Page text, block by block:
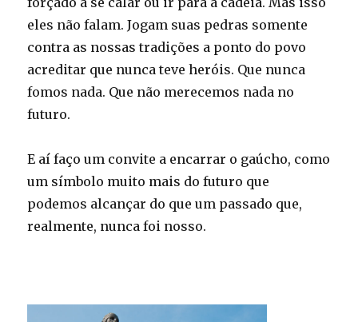
eles não falam. Jogam suas pedras somente
contra as nossas tradições a ponto do povo
acreditar que nunca teve heróis. Que nunca
fomos nada. Que não merecemos nada no
futuro.
E aí faço um convite a encarrar o gaúcho, como
um símbolo muito mais do futuro que
podemos alcançar do que um passado que,
realmente, nunca foi nosso.